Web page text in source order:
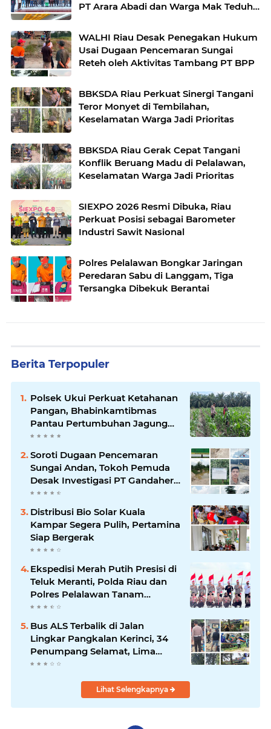
PT Arara Abadi dan Warga Mak Teduh
WALHI Riau Desak Penegakan Hukum
Usai Dugaan Pencemaran Sungai
Reteh oleh Aktivitas Tambang PT BPP
BBKSDA Riau Perkuat Sinergi Tangani
Teror Monyet di Tembilahan,
Keselamatan Warga Jadi Prioritas
BBKSDA Riau Gerak Cepat Tangani
Konflik Beruang Madu di Pelalawan,
Keselamatan Warga Jadi Prioritas
SIEXPO 2026 Resmi Dibuka, Riau
Perkuat Posisi sebagai Barometer
Industri Sawit Nasional
Polres Pelalawan Bongkar Jaringan
Peredaran Sabu di Langgam, Tiga
Tersangka Dibekuk Berantai
Berita Terpopuler
Polsek Ukui Perkuat Ketahanan
Pangan, Bhabinkamtibmas
Pantau Pertumbuhan Jagung
Petani di Desa Air Hitam
Soroti Dugaan Pencemaran
Sungai Andan, Tokoh Pemuda
Desak Investigasi PT Gandahera
Hendana
Distribusi Bio Solar Kuala
Kampar Segera Pulih, Pertamina
Siap Bergerak
Ekspedisi Merah Putih Presisi di
Teluk Meranti, Polda Riau dan
Polres Pelalawan Tanam
Mangrove Demi Negeri
Bus ALS Terbalik di Jalan
Lingkar Pangkalan Kerinci, 34
Penumpang Selamat, Lima
Alami Luka Ringan
Lihat Selengkapnya